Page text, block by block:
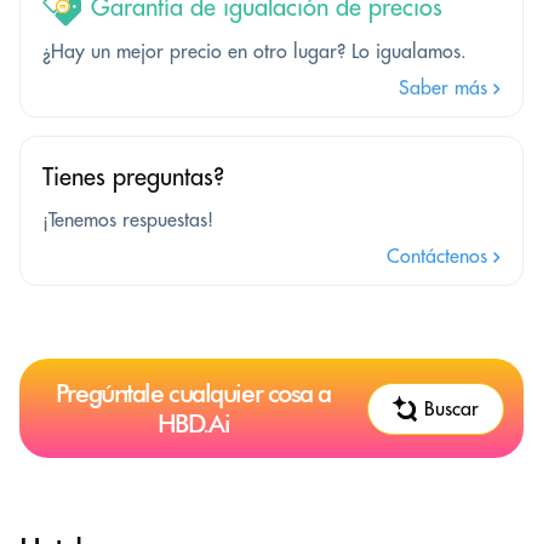
Garantía de igualación de precios
¿Hay un mejor precio en otro lugar? Lo igualamos.
Saber más
Tienes preguntas?
¡Tenemos respuestas!
Contáctenos
Pregúntale cualquier cosa a
HBD.Ai
Buscar